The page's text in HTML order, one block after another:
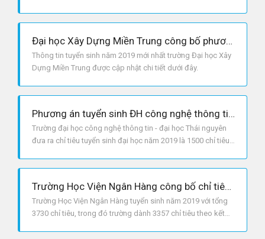
Đại học Xây Dựng Miền Trung công bố phương án tuyển sinh năm 2019
Thông tin tuyển sinh năm 2019 mới nhất trường Đại học Xây
Dựng Miền Trung được cập nhật chi tiết dưới đây.
Phương án tuyển sinh ĐH công nghệ thông tin và truyền thông - ĐH Thái Nguyên 2019
Trường đại học công nghệ thông tin - đại học Thái nguyên
đưa ra chỉ tiêu tuyển sinh đại học năm 2019 là 1500 chỉ tiêu,
Trường Học Viện Ngân Hàng công bố chỉ tiêu tuyển sinh năm 2019
Trường Học Viện Ngân Hàng tuyển sinh năm 2019 với tổng
3730 chỉ tiêu, trong đó trường dành 3357 chỉ tiêu theo kết